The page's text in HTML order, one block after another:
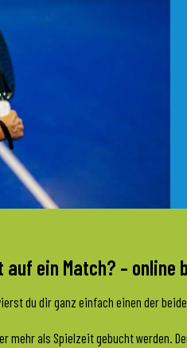
auf ein Match? – online
du dir ganz einfach einen der
mehr als Spielzeit gebucht werden.